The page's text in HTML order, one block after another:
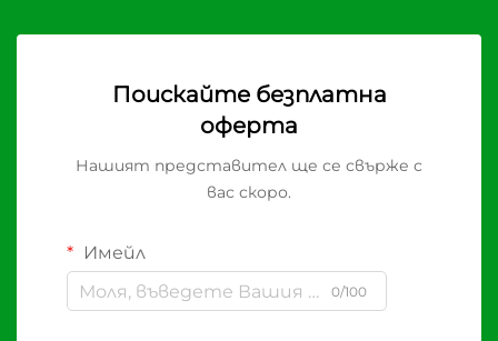
Поискайте безплатна
оферта
Нашият представител ще се свърже с
вас скоро.
Имейл
0/100